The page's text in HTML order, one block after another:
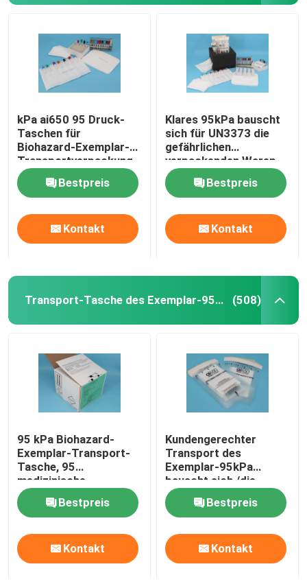
kPa ai650 95 Druck-
Taschen für
Biohazard-Exemplar-
Transportverpackung
Bestpreis
Kontakt
Klares 95kPa bauscht
sich für UN3373 die
gefährlichen
verpackenden Waren,
Transport-Taschen
des Exemplar-95kPa
Bestpreis
Kontakt
Transport-Tasche des Exemplar-95kPa (508)
95 kPa Biohazard-
Exemplar-Transport-
Tasche, 95
medizinische
Übergangstaschen KPa
Bestpreis
Kontakt
Kundengerechter
Transport des
Exemplar-95kPa
bauscht sich,/die
biologische
genehmigte
Gefahrentasche IATA
Bestpreis
Kontakt